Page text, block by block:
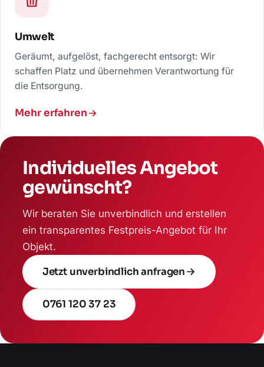
Umwelt
Geräumt, aufgelöst, fachgerecht entsorgt: Wir
schaffen Platz und übernehmen Verantwortung für
die Entsorgung.
Mehr erfahren
Individuelles Angebot
gewünscht?
Wir beraten Sie unverbindlich und erstellen
ein transparentes Festpreis-Angebot für Ihr
Objekt.
Jetzt unverbindlich anfragen
0761 120 37 23